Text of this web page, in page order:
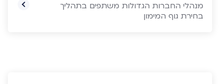
מנהלי החברות הגדולות משתפים בתהליך
בחירת גוף המימון